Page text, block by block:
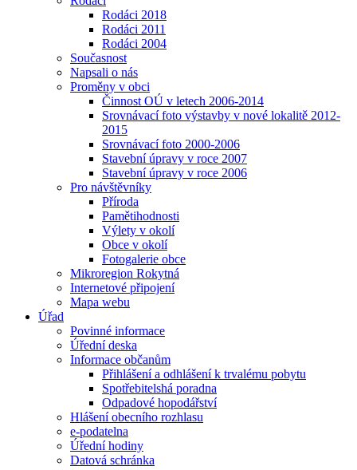
Rodáci 2018
Rodáci 2011
Rodáci 2004
Současnost
Napsali o nás
Proměny v obci
Činnost OÚ v letech 2006-2014
Srovnávací foto výstavby v nové lokalitě 2012-
2015
Srovnávací foto 2000-2006
Stavební úpravy v roce 2007
Stavební úpravy v roce 2006
Pro návštěvníky
Příroda
Pamětihodnosti
Výlety v okolí
Obce v okolí
Fotogalerie obce
Mikroregion Rokytná
Internetové připojení
Mapa webu
Úřad
Povinné informace
Úřední deska
Informace občanům
Přihlášení a odhlášení k trvalému pobytu
Spotřebitelshá poradna
Odpadové hopodářství
Hlášení obecního rozhlasu
e-podatelna
Úřední hodiny
Datová schránka